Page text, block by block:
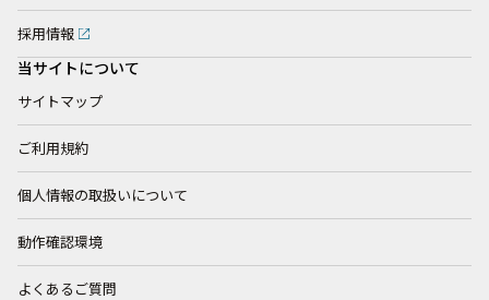
採用情報
当サイトについて
サイトマップ
ご利用規約
個人情報の取扱いについて
動作確認環境
よくあるご質問